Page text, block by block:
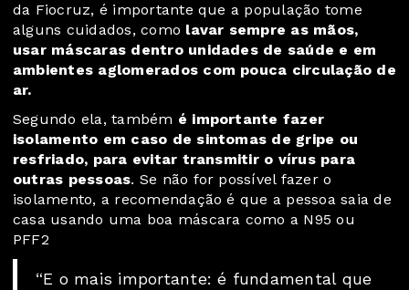
da Fiocruz, é importante que a população tome
alguns cuidados, como lavar sempre as mãos,
usar máscaras dentro unidades de saúde e em
ambientes aglomerados com pouca circulação de
ar.
Segundo ela, também é importante fazer
isolamento em caso de sintomas de gripe ou
resfriado, para evitar transmitir o vírus para
outras pessoas. Se não for possível fazer o
isolamento, a recomendação é que a pessoa saia de
casa usando uma boa máscara como a N95 ou
PFF2
“E o mais importante: é fundamental que